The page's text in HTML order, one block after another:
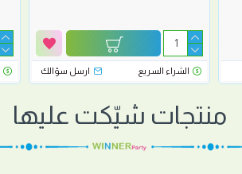
الشراء السريع ارسل سؤالك
منتجات شيّكت عليها